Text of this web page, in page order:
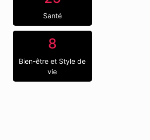
Santé
8
Bien-être et Style de
vie